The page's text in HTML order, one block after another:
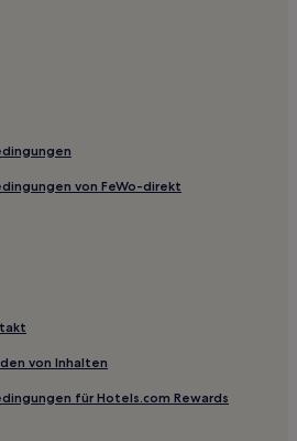
von FeWo-direkt
von Inhalten
für Hotels.com Rewards